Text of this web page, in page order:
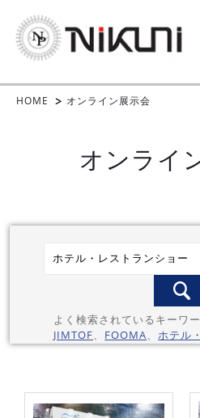
HOME オンライン展示会
オンライ
よく検索されているキーワ
JIMTOF、 FOOMA、ホテル